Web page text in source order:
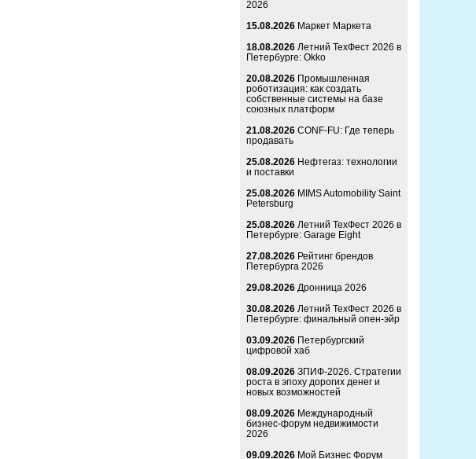
2026
15.08.2026 Маркет Маркета
18.08.2026 Летний ТехФест 2026 в
Петербурге: Okko
20.08.2026 Промышленная
роботизация: как создать
собственные системы на базе
союзных платформ
21.08.2026 CONF-FU: Где теперь
продавать
25.08.2026 Нефтегаз: технологии
и поставки
25.08.2026 MIMS Automobility Saint
Petersburg
25.08.2026 Летний ТехФест 2026 в
Петербурге: Garage Eight
27.08.2026 Рейтинг брендов
Петербурга 2026
29.08.2026 Дронница 2026
30.08.2026 Летний ТехФест 2026 в
Петербурге: финальный опен-эйр
03.09.2026 Петербургский
цифровой хаб
08.09.2026 ЗПИФ-2026. Стратегии
роста в эпоху дорогих денег и
новых возможностей
08.09.2026 Международный
бизнес-форум недвижимости
2026
09.09.2026 Мой Бизнес Форум